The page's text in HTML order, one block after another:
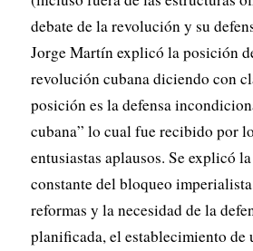
debate de la revolución y su
Jorge Martín explicó la posición
revolución cubana diciendo con
posición es la defensa
cubana” lo cual fue recibido por
entusiastas aplausos. Se explicó
constante del bloqueo
reformas y la necesidad de la
planificada, el establecimiento de